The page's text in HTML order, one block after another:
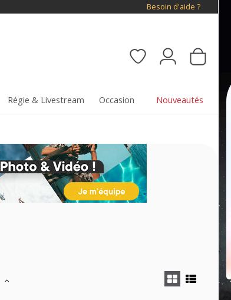
Besoin d'aide ?
Régie & Livestream Occasion Nouveautés